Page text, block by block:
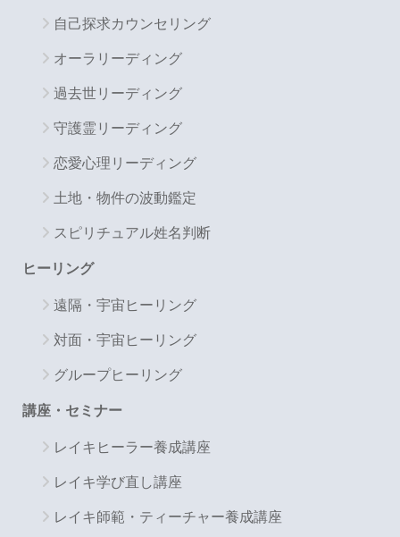
自己探求カウンセリング
オーラリーディング
過去世リーディング
守護霊リーディング
恋愛心理リーディング
土地・物件の波動鑑定
スピリチュアル姓名判断
ヒーリング
遠隔・宇宙ヒーリング
対面・宇宙ヒーリング
グループヒーリング
講座・セミナー
レイキヒーラー養成講座
レイキ学び直し講座
レイキ師範・ティーチャー養成講座